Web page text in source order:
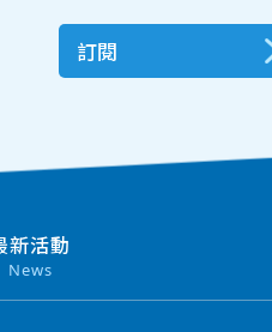
訂閱
新活動
News